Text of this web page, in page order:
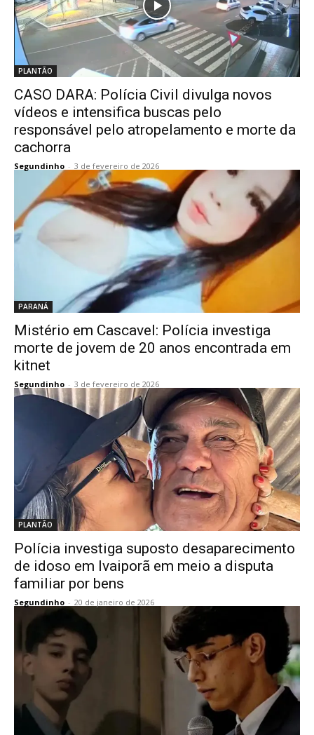
PLANTÃO
CASO DARA: Polícia Civil divulga novos
vídeos e intensifica buscas pelo
responsável pelo atropelamento e morte da
cachorra
Segundinho - 3 de fevereiro de 2026
PARANÁ
Mistério em Cascavel: Polícia investiga
morte de jovem de 20 anos encontrada em
kitnet
Segundinho - 3 de fevereiro de 2026
PLANTÃO
Polícia investiga suposto desaparecimento
de idoso em Ivaiporã em meio a disputa
familiar por bens
Segundinho - 20 de janeiro de 2026